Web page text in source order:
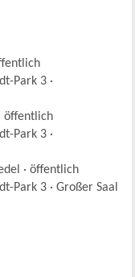
Park 3 ·
öffentlich
Park 3 ·
· öffentlich
Park 3 · Großer Saal